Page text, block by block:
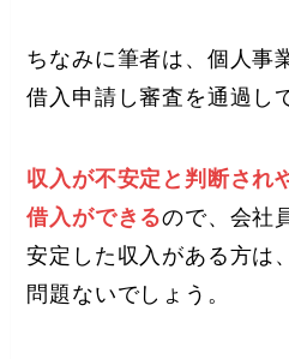
ちなみに筆者は、個人事
借入申請し審査を通過し
収入が不安定と判断され
借入ができるので、会社
安定した収入がある方は
問題ないでしょう。